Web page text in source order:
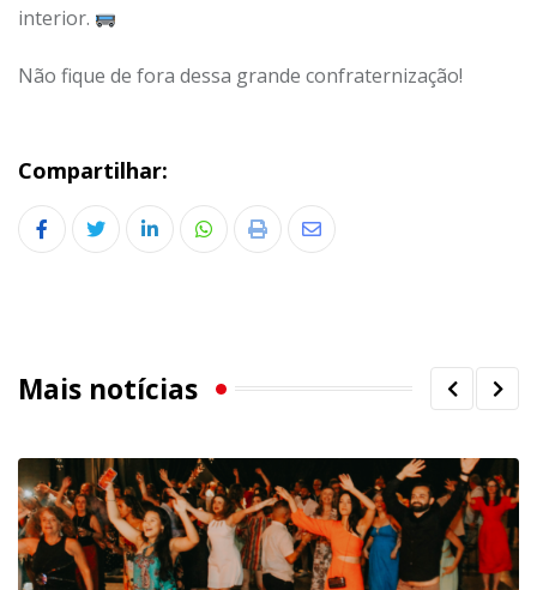
interior.
Não fique de fora dessa grande confraternização!
Compartilhar:
LinkedInWhatsapp
Print
Share
Mais notícias